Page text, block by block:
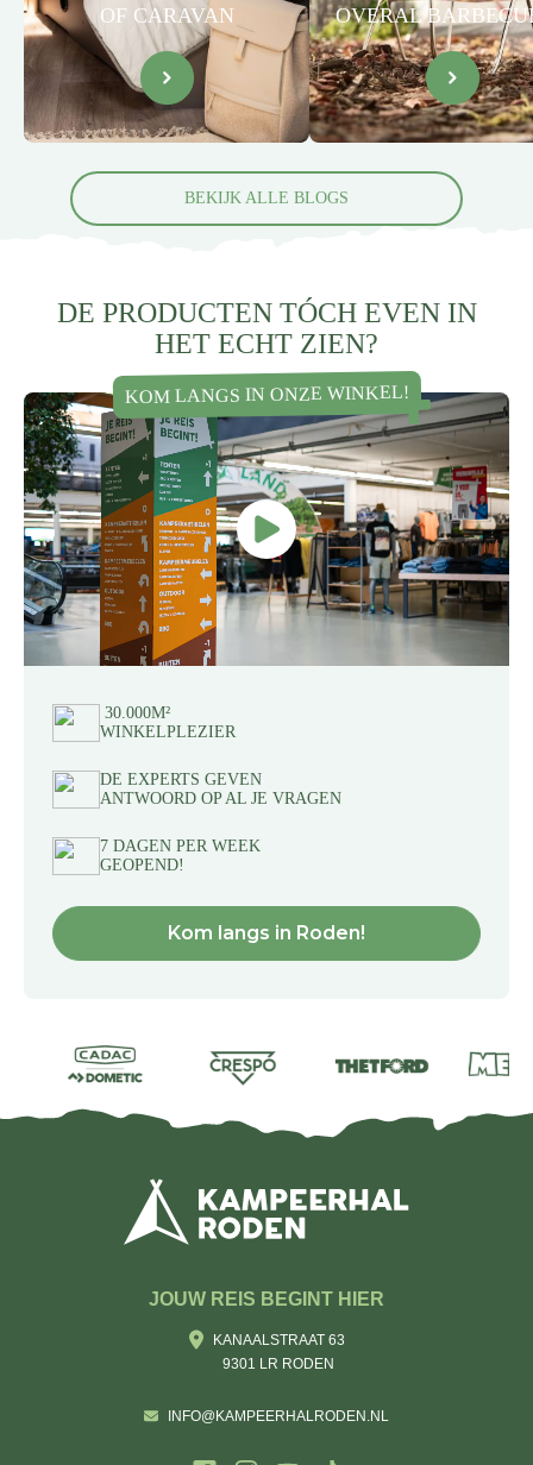
BEKIJK ALLE BLOGS
OF CARAVAN
OVERAL
DE PRODUCTEN TÓCH EVEN IN
HET ECHT ZIEN?
KOM LANGS IN ONZE WINKEL!
30.000M²
WINKELPLEZIER
DE EXPERTS GEVEN
ANTWOORD OP AL JE VRAGEN
7 DAGEN PER WEEK
GEOPEND!
Kom langs in Roden!
JOUW REIS BEGINT HIER
KANAALSTRAAT 63
9301 LR RODEN
INFO@KAMPEERHALRODEN.NL